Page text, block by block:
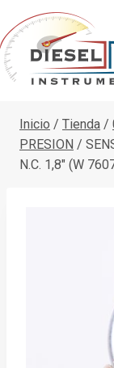
Saltar
al
contenido
Inicio / Tienda /
PRESION /
N.C. 1,8″ (W